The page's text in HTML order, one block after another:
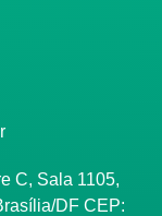
C, Sala 1105,
DF CEP: